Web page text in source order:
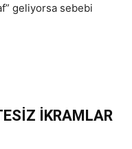
geliyorsa sebebi
İKRAMLAR